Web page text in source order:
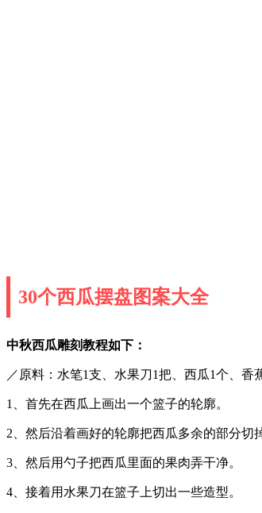
30个西瓜摆盘图案大全
中秋西瓜雕刻教程如下：
／原料：水笔1支、水果刀1把、西瓜1个、香
1、首先在西瓜上画出一个篮子的轮廓。
2、然后沿着画好的轮廓把西瓜多余的部分切
3、然后用勺子把西瓜里面的果肉弄干净。
4、接着用水果刀在篮子上切出一些造型。